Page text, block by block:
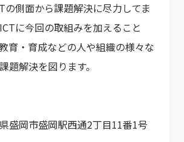
の側面から課題解決に尽力してま
に今回の取組みを加えること
育・育成などの人や組織の様々な
題解決を図ります。
盛岡市盛岡駅西通2丁目11番1号